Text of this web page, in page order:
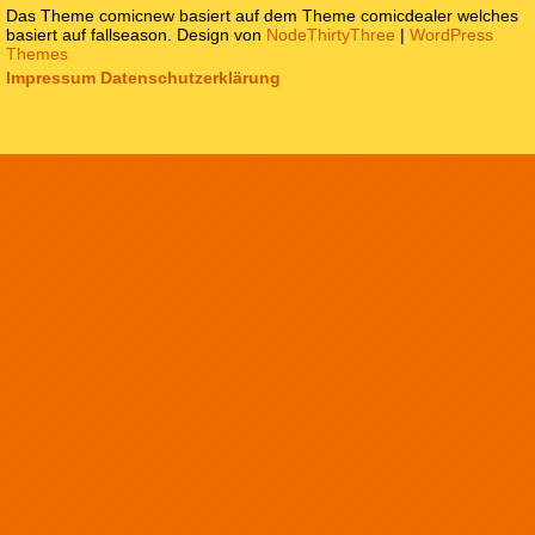
Impressum Datenschutzerklärung
Das Theme comicnew basiert auf dem Theme comicdealer welches
basiert auf fallseason. Design von NodeThirtyThree |WordPress
Themes